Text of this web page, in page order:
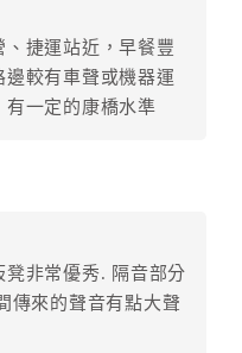
包括（依預訂專案內
式依乙方提供方式。
收取）
捷運站近，早餐豐
較有車聲或機器運
一定的康橋水準
非常優秀. 隔音部分
傳來的聲音有點大聲